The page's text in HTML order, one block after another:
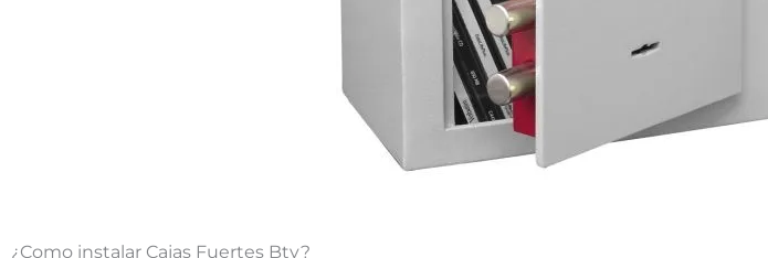
¿Como instalar Cajas Fuertes Btv?